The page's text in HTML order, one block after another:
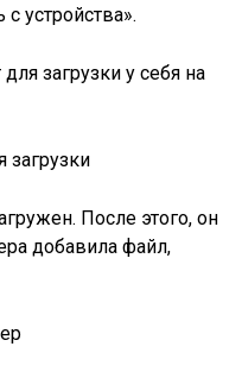
устройства».
загрузки у себя на
После этого, он
добавила файл,